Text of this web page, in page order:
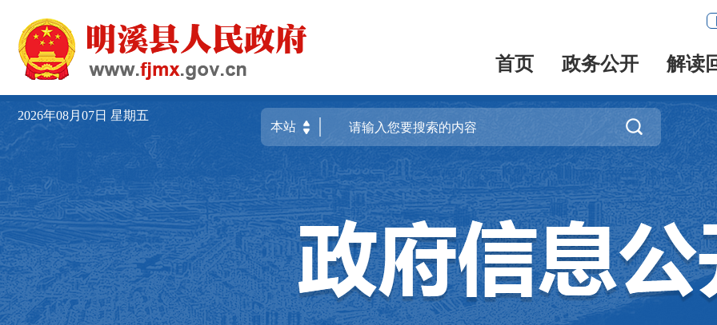
首页 政务公开 解读
2026年08月07日 星期五
